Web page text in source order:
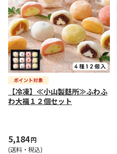
【冷凍】≪小山製麩所≫ふわふ
わ大福１２個セット
5,184円
(送料・税込)